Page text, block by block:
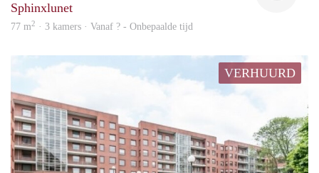
Sphinxlunet
77 m2 · 3 kamers · Vanaf ? - Onbepaalde tijd
VERHUURD